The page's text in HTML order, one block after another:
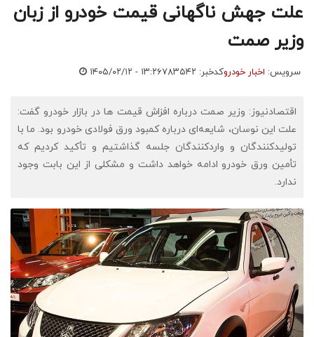
علت جهش ناگهانی قیمت خودرو از زبان
وزیر صمت
سرویس: اخبار خودروکدخبر: ۷۸۳۵۴۲ ۱۴۰۵/۰۲/۱۲ - ۱۳:۲۶
اقتصادنیوز: وزیر صمت درباره افزاش قیمت ها در بازار خودرو گفت:
علت این نوسان، شایعه‌ای درباره کمبود ورق فولادی خودرو بود. ما با
تولیدکنندگان و واردکنندگان جلسه گذاشتیم و تأکید کردیم که
تأمین ورق خودرو ادامه خواهد داشت و مشکلی از این بابت وجود
ندارد.